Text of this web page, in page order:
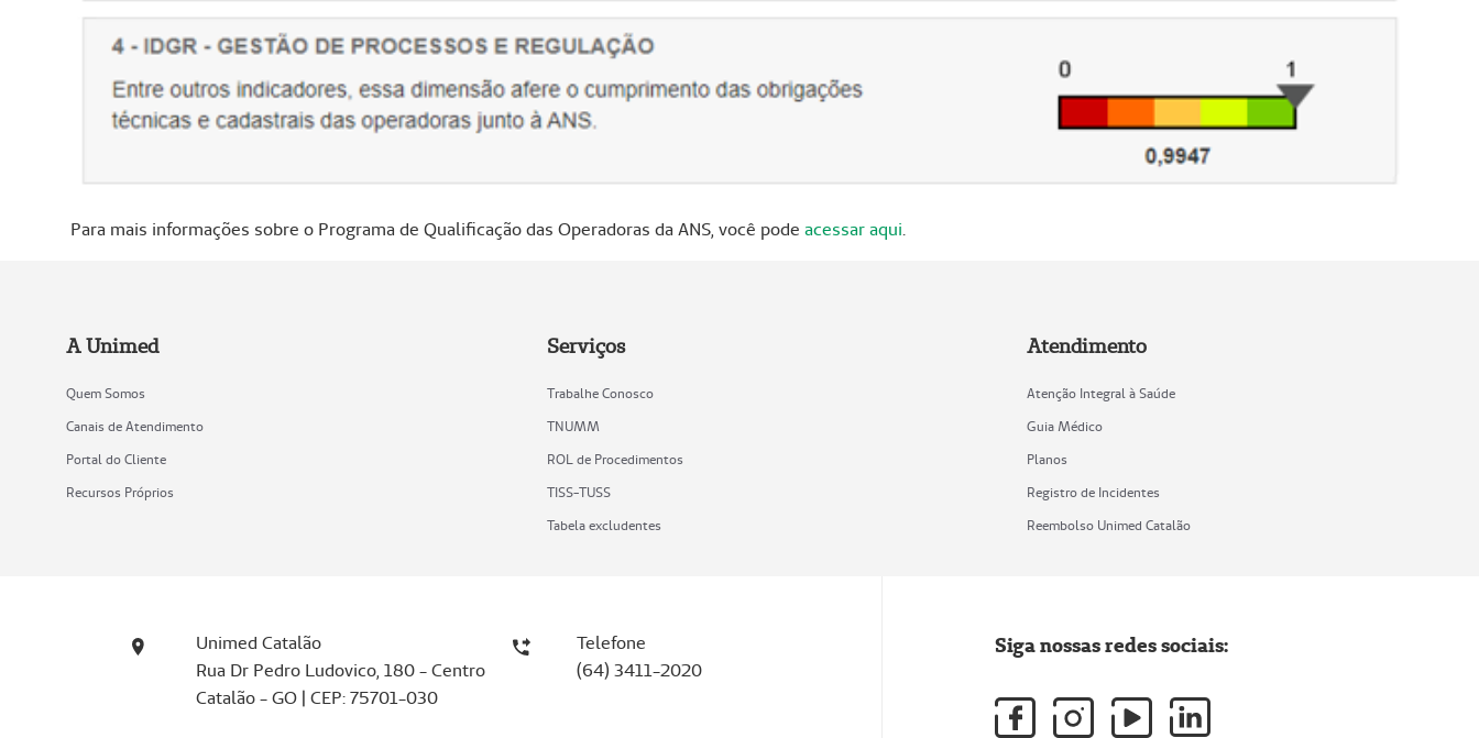
Para mais informações sobre o Programa de Qualificação das Operadoras da ANS, você pode acessar aqui.
A Unimed
Quem Somos
Canais de Atendimento
Portal do Cliente
Recursos Próprios
Serviços
Trabalhe Conosco
TNUMM
ROL de Procedimentos
TISS-TUSS
Tabela excludentes
Atendimento
Atenção Integral à Saúde
Guia Médico
Planos
Registro de Incidentes
Reembolso Unimed Catalão
Unimed Catalão
Rua Dr Pedro Ludovico, 180 - Centro
Catalão - GO | CEP: 75701-030
Telefone
(64) 3411-2020
Siga nossas redes sociais: